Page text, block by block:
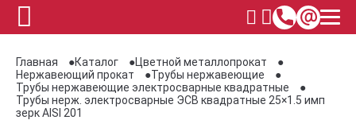
Главная Каталог
Цветной металлопрокат
Нержавеющий прокат
Трубы нержавеющие
Трубы нержавеющие электросварные квадратные
Трубы нерж. электросварные ЭСВ квадратные 25×1.5 имп
зерк AISI 201